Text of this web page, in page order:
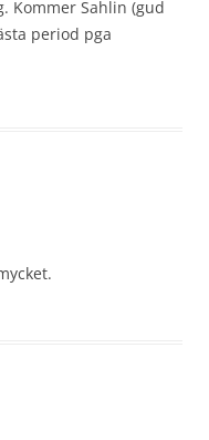
Kommer Sahlin (gud
period pga